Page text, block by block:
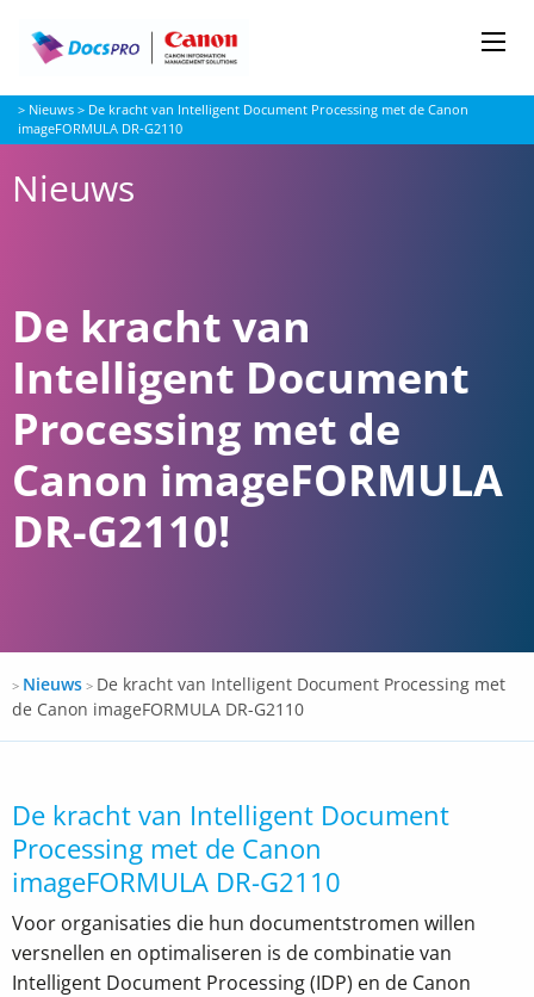
Docspro
> Nieuws> De kracht van Intelligent Document Processing met de Canon
imageFORMULA DR-G2110
Nieuws
De kracht van
Intelligent Document
Processing met de
Canon imageFORMULA
DR-G2110!
Docspro
> Nieuws > De kracht van Intelligent Document Processing met
de Canon imageFORMULA DR-G2110
De kracht van Intelligent Document
Processing met de Canon
imageFORMULA DR-G2110
Voor organisaties die hun documentstromen willen
versnellen en optimaliseren is de combinatie van
Intelligent Document Processing (IDP) en de Canon